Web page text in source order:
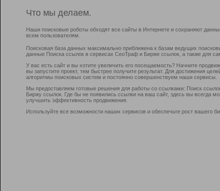
Что мы делаем.
Наши поисковые роботы обходят все сайты в Интернете и сохраняют
всем пользователям.
Поисковая база данных максимально приближена к базам ведущих
данные Поиска ссылок в сервисах СеоТраф и Бирже ссылок, а также для
У вас есть сайт и вы хотите увеличить его посещаемость? Начните
вы запустите проект, тем быстрее получите результат. Для достижения
алгоритмы поисковых систем и постоянно совершенствуем наши сервисы.
Мы предоставляем готовые решения для работы со ссылками: Поиск
Биржу ссылок. Где бы не появились ссылки на ваш сайт, здесь вы всегда
улучшить эффективность продвижения.
Используйте все возможности наших сервисов и обеспечьте рост вашего